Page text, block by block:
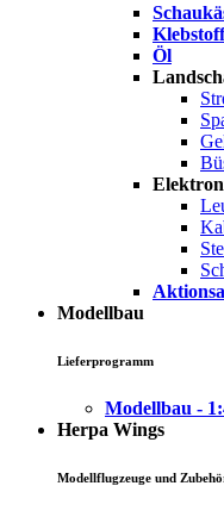
Öl
Modellbau
Lieferprogramm
Modellbau -
Herpa Wings
Modellflugzeuge und